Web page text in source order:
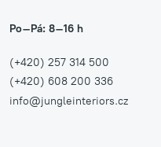
Po–Pá: 8–16 h
(+420) 257 314 500
(+420) 608 200 336
info@jungleinteriors.cz